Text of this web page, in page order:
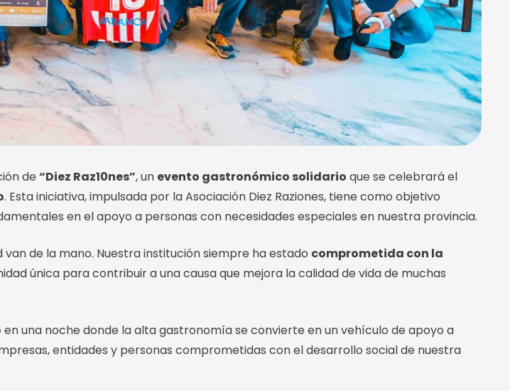
de “Diez Raz10nes”, un evento gastronómico solidario que se celebrará el
. Esta iniciativa, impulsada por la Asociación Diez Raziones, tiene como objetivo
en el apoyo a personas con necesidades especiales en nuestra provincia.
de la mano. Nuestra institución siempre ha estado comprometida con la
única para contribuir a una causa que mejora la calidad de vida de muchas
en una noche donde la alta gastronomía se convierte en un vehículo de apoyo a
entidades y personas comprometidas con el desarrollo social de nuestra